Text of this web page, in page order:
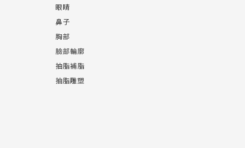
眼睛
鼻子
胸部
臉部輪廓
抽脂補脂
抽脂雕塑